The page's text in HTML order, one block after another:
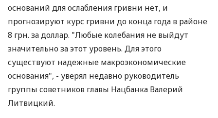
полностью реструктуризирован", - говорит г-н
Тимонькин.
При этом он считает, что гривня вовсе не обречена
на ослабление, а экспортеры пока чувствуют себя
очень даже неплохо. Представители же НБУ
систематически отмечают, что фундаментальных
оснований для ослабления гривни нет, и
прогнозируют курс гривни до конца года в районе